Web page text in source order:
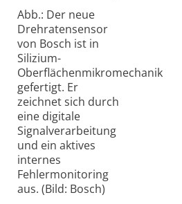
Abb.: Der neue
Drehratensensor
von Bosch ist in
Silizium-
Oberflächenmikromechanik
gefertigt. Er
zeichnet sich durch
eine digitale
Signalverarbeitung
und ein aktives
internes
Fehlermonitoring
aus. (Bild: Bosch)